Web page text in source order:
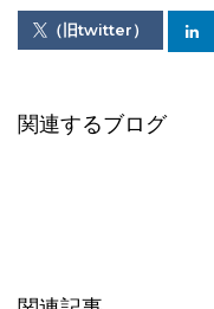
（旧twitter）
関連するブログ